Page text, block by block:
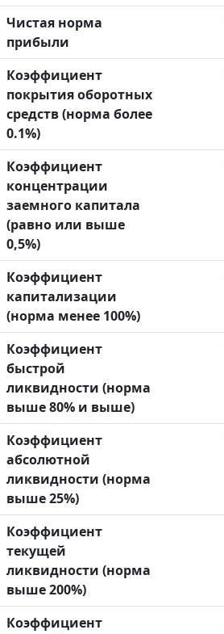
Чистая норма
прибыли
Коэффициент
покрытия оборотных
средств (норма более
0.1%)
Коэффициент
концентрации
заемного капитала
(равно или выше
0,5%)
Коэффициент
капитализации
(норма менее 100%)
Коэффициент
быстрой
ликвидности (норма
выше 80% и выше)
Коэффициент
абсолютной
ликвидности (норма
выше 25%)
Коэффициент
текущей
ликвидности (норма
выше 200%)
Коэффициент